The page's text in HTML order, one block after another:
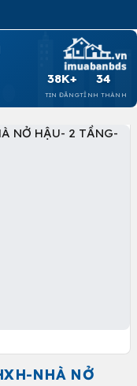
38K+
TIN ĐĂNG
34
TỈNH THÀNH
NHÀ NỞ